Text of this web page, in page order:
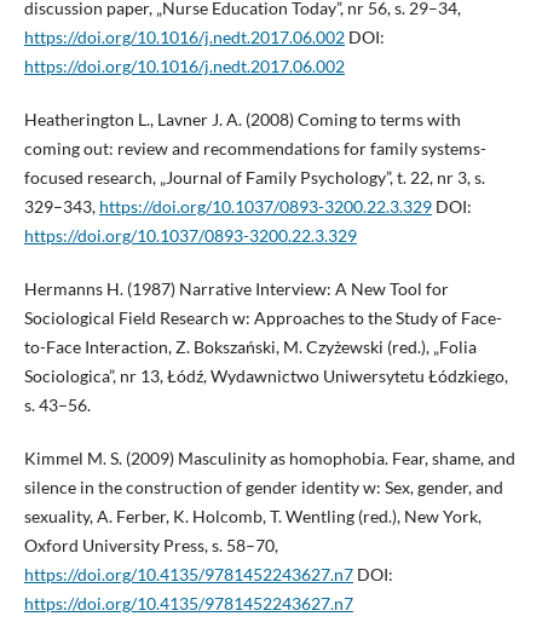
discussion paper, „Nurse Education Today”, nr 56, s. 29–34,
https://doi.org/10.1016/j.nedt.2017.06.002DOI:
https://doi.org/10.1016/j.nedt.2017.06.002
Heatherington L., Lavner J. A. (2008) Coming to terms with
coming out: review and recommendations for family systems-
focused research, „Journal of Family Psychology”, t. 22, nr 3, s.
329–343, https://doi.org/10.1037/0893-3200.22.3.329DOI:
https://doi.org/10.1037/0893-3200.22.3.329
Hermanns H. (1987) Narrative Interview: A New Tool for
Sociological Field Research w: Approaches to the Study of Face-
to-Face Interaction, Z. Bokszański, M. Czyżewski (red.), „Folia
Sociologica”, nr 13, Łódź, Wydawnictwo Uniwersytetu Łódzkiego,
s. 43–56.
Kimmel M. S. (2009) Masculinity as homophobia. Fear, shame, and
silence in the construction of gender identity w: Sex, gender, and
sexuality, A. Ferber, K. Holcomb, T. Wentling (red.), New York,
Oxford University Press, s. 58–70,
https://doi.org/10.4135/9781452243627.n7DOI:
https://doi.org/10.4135/9781452243627.n7